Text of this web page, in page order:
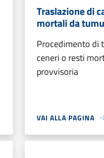
Traslazione di
mortali da
Procedimento di
ceneri o resti
provvisoria
VAI ALLA PAGINA